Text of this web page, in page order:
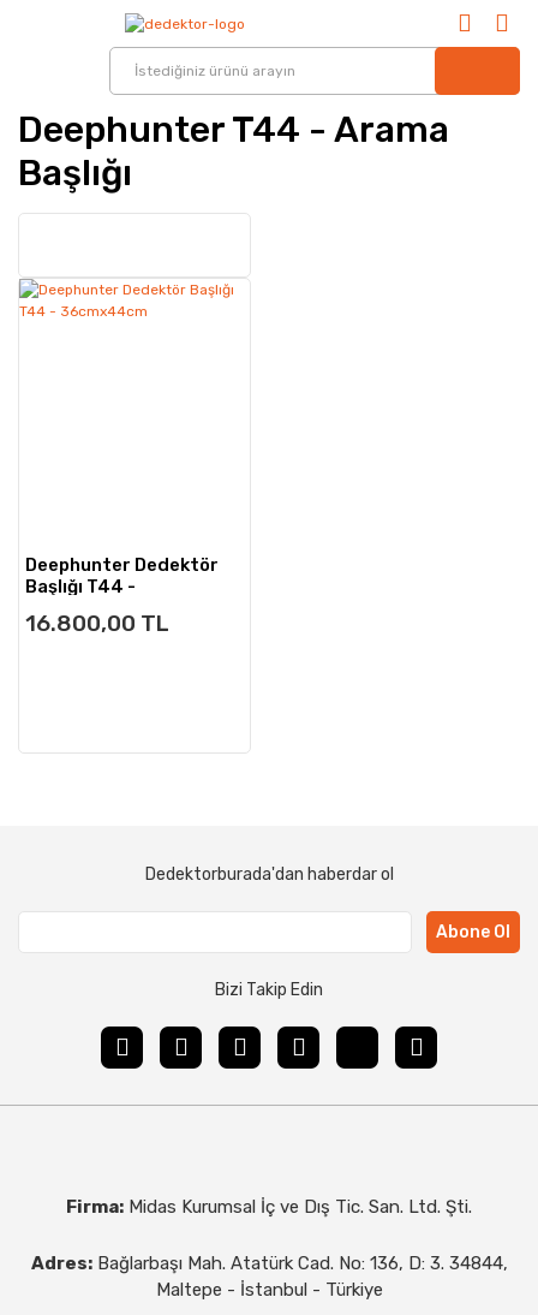
Deephunter T44 - Arama
Başlığı
Deephunter Dedektör
Başlığı T44 -
16.800,00 TL
Dedektorburada'dan haberdar ol
Abone Ol
Bizi Takip Edin
Firma: Midas Kurumsal İç ve Dış Tic. San. Ltd. Şti.
Adres: Bağlarbaşı Mah. Atatürk Cad. No: 136, D: 3. 34844,
Maltepe - İstanbul - Türkiye